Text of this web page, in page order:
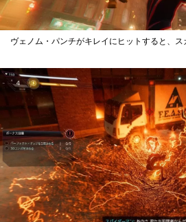
ヴェノム・パンチがキレイにヒットすると、ス